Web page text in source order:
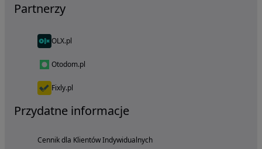
Partnerzy
OLX.pl
Otodom.pl
Fixly.pl
Przydatne informacje
Cennik dla Klientów Indywidualnych